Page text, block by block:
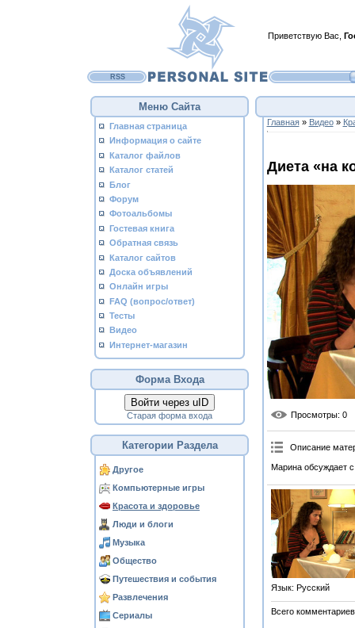
Приветствую Вас
RSS
Меню Сайта
Главная страница
Информация о сайте
Каталог файлов
Каталог статей
Блог
Форум
Фотоальбомы
Гостевая книга
Обратная связь
Каталог сайтов
Доска объявлений
Онлайн игры
FAQ (вопрос/ответ)
Тесты
Видео
Интернет-магазин
Форма Входа
Войти через uID
Старая форма входа
Категории Раздела
Другое
Компьютерные игры
Красота и здоровье
Люди и блоги
Музыка
Общество
Путешествия и события
Развлечения
Сериалы
Главная» Видео»
Диета «на
Просмотры: 0
Описание
Марина обсуждает
Язык: Русский
Всего комментариев